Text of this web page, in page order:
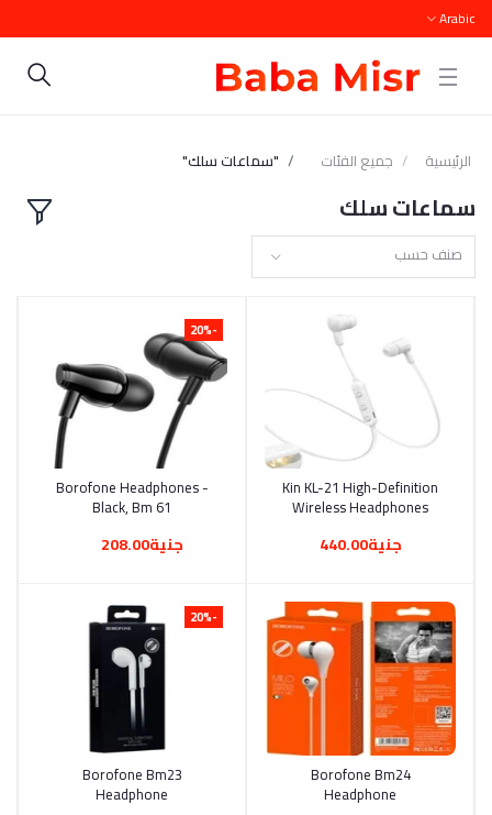
Arabic
الرئيسية جميع الفئات "سماعات سلك"
سماعات سلك
صنف حسب
أضف إلى السلة
Kin KL-21 High-Definition
Wireless Headphones
جنية440.00
-20%
أضف إلى السلة
Borofone Headphones -
Black, Bm 61
جنية208.00
أضف إلى السلة
Borofone Bm24
Headphone
-20%
أضف إلى السلة
Borofone Bm23
Headphone